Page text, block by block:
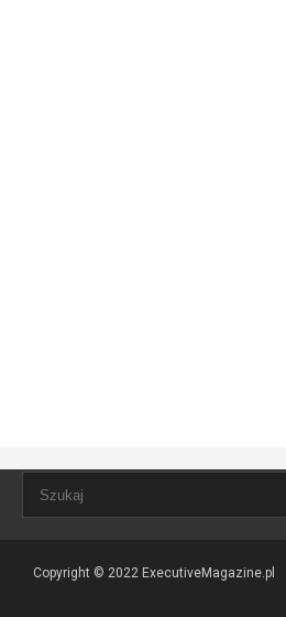
Copyright © 2022 ExecutiveMagazine.pl